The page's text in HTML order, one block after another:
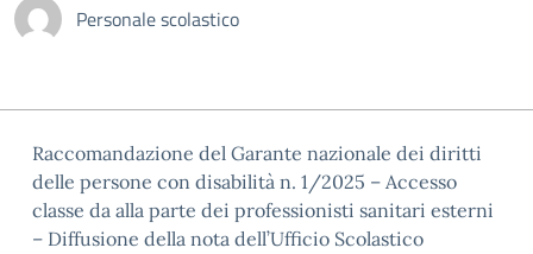
Personale scolastico
Raccomandazione del Garante nazionale dei diritti
delle persone con disabilità n. 1/2025 – Accesso
classe da alla parte dei professionisti sanitari esterni
– Diffusione della nota dell’Ufficio Scolastico